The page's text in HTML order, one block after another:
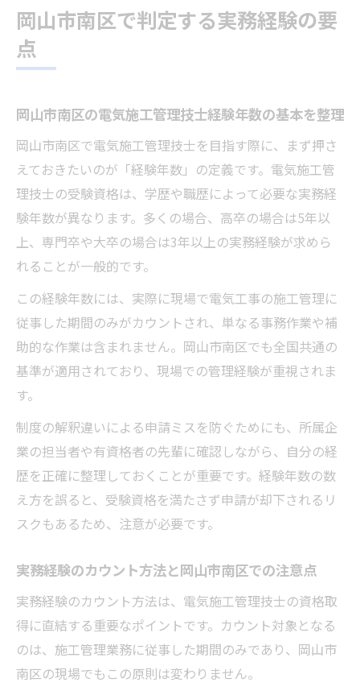
研修期間や派遣扱いの取扱いを岡山市南区
電気施工管理技士を目指す際の経験年数の確認
方法
岡山市南区で電気施工管理技士の経験年数
を正しく確認
経験年数証明のため岡山市南区で必要な書
類と手順
る岡山市南区のポイント
受験資格に必要な現場経験の具体例を岡山
市南区で解説
学歴別で異なる岡山市南区の受験条件まとめ
岡山市南区で電気施工管理技士受験時の学
歴別要件整理
指定学科・非指定学科の違いと岡山市南区
岡山市南区で高卒と大卒で異なる経験年数
岡山市南区の電気施工管理技士受験資格を
学歴ごとに比較
学歴条件と岡山市南区の現場経験の連動ポ
岡山市南区で判定する実務経験の要
点
岡山市南区の電気施工管理技士経験年数の基本を整理
岡山市南区で電気施工管理技士を目指す際に、まず押さ
えておきたいのが「経験年数」の定義です。電気施工管
理技士の受験資格は、学歴や職歴によって必要な実務経
験年数が異なります。多くの場合、高卒の場合は5年以
上、専門卒や大卒の場合は3年以上の実務経験が求めら
れることが一般的です。
この経験年数には、実際に現場で電気工事の施工管理に
従事した期間のみがカウントされ、単なる事務作業や補
助的な作業は含まれません。岡山市南区でも全国共通の
基準が適用されており、現場での管理経験が重視されま
す。
制度の解釈違いによる申請ミスを防ぐためにも、所属企
業の担当者や有資格者の先輩に確認しながら、自分の経
歴を正確に整理しておくことが重要です。経験年数の数
え方を誤ると、受験資格を満たさず申請が却下されるリ
スクもあるため、注意が必要です。
実務経験のカウント方法と岡山市南区での注意点
実務経験のカウント方法は、電気施工管理技士の資格取
得に直結する重要なポイントです。カウント対象となる
のは、施工管理業務に従事した期間のみであり、岡山市
南区の現場でもこの原則は変わりません。